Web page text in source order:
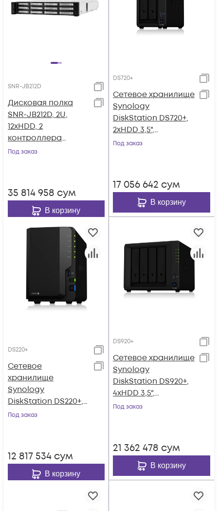
SNR-JB212D
Дисковая полка
SNR-JB212D, 2U,
12xHDD, 2
контроллера
12Gb/s,
Под заказ
35 814 958 сум
В корзину
DS720+
Сетевое хранилище
Synology
DiskStation DS720+,
2xHDD 3,5",
2х1000Base-T, без
Под заказ
17 056 642 сум
В корзину
DS220+
Сетевое
хранилище
Synology
DiskStation DS220+,
2xHDD 3,5",
Под заказ
12 817 534 сум
В корзину
DS920+
Сетевое хранилище
Synology
DiskStation DS920+,
4xHDD 3,5",
2х1000Base-T, без
Под заказ
21 362 478 сум
В корзину